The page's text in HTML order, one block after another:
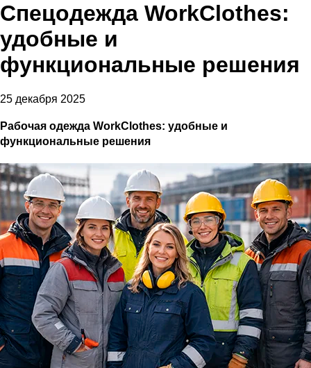
Спецодежда WorkClothes:
удобные и
функциональные решения
25 декабря 2025
Рабочая одежда WorkClothes: удобные и
функциональные решения